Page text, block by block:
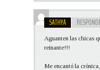
SATHYA
Aguanten las chicas
reinante!!!
Me encantó la